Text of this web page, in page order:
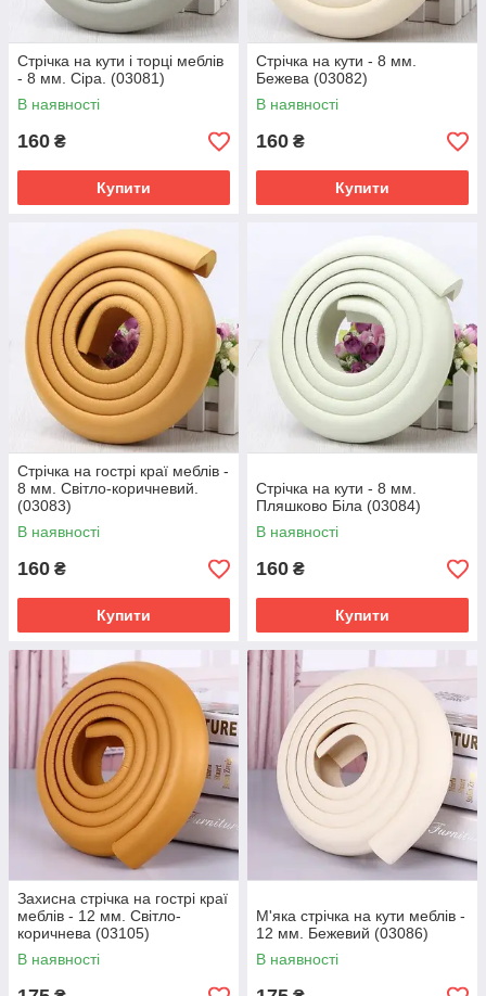
Стрічка на кути і торці меблів
- 8 мм. Сіра. (03081)
В наявності
160 ₴
Купити
Стрічка на кути - 8 мм.
Бежева (03082)
В наявності
160 ₴
Купити
Стрічка на гострі краї меблів -
8 мм. Світло-коричневий.
(03083)
В наявності
160 ₴
Купити
Стрічка на кути - 8 мм.
Пляшково Біла (03084)
В наявності
160 ₴
Купити
Захисна стрічка на гострі краї
меблів - 12 мм. Світло-
коричнева (03105)
В наявності
М'яка стрічка на кути меблів -
12 мм. Бежевий (03086)
В наявності